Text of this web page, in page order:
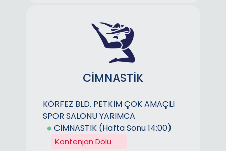
CİMNASTİK
KÖRFEZ BLD. PETKİM ÇOK AMAÇLI
SPOR SALONU YARIMCA
CİMNASTİK (Hafta Sonu 14:00)
Kontenjan Dolu